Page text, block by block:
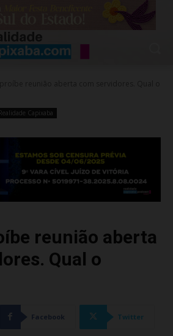
Capixaba
reunião aberta
Qual o
Facebook Twitter